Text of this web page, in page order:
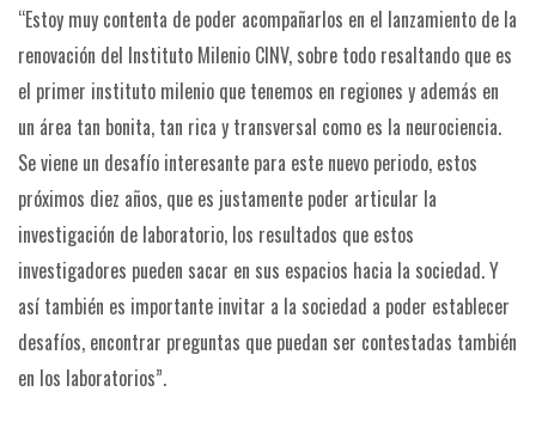
“Estoy muy contenta de poder acompañarlos en el lanzamiento de la
renovación del Instituto Milenio CINV, sobre todo resaltando que es
el primer instituto milenio que tenemos en regiones y además en
un área tan bonita, tan rica y transversal como es la neurociencia.
Se viene un desafío interesante para este nuevo periodo, estos
próximos diez años, que es justamente poder articular la
investigación de laboratorio, los resultados que estos
investigadores pueden sacar en sus espacios hacia la sociedad. Y
así también es importante invitar a la sociedad a poder establecer
desafíos, encontrar preguntas que puedan ser contestadas también
en los laboratorios”.